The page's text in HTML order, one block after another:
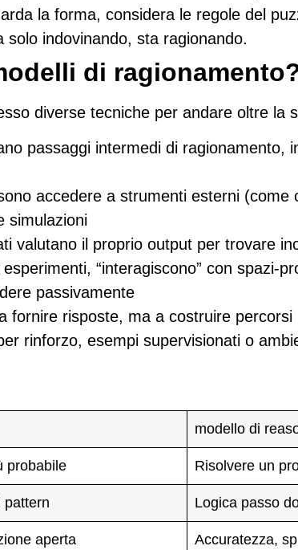
la forma, considera le regole del
indovinando, sta ragionando.
di
diverse tecniche per andare oltre la
passaggi intermedi di ragionamento,
accedere a strumenti esterni (come
simulazioni
valutano il proprio output per trovare
“interagiscono” con spazi-
passivamente
fornire risposte, ma acostruire percorsi
rinforzo, esempi supervisionati o
modello di
probabile Risolvere un
pattern Logica passo
aperta Accuratezza,